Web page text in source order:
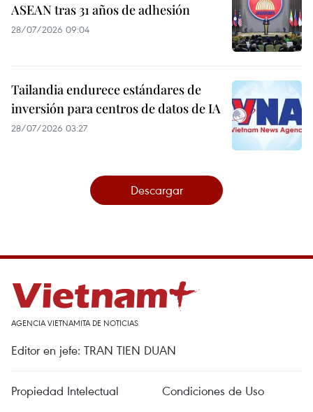
ASEAN tras 31 años de adhesión
28/07/2026 09:04
Tailandia endurece estándares de
inversión para centros de datos de IA
28/07/2026 03:27
Descargar
AGENCIA VIETNAMITA DE NOTICIAS
Editor en jefe: TRAN TIEN DUAN
Propiedad Intelectual
Condiciones de Uso